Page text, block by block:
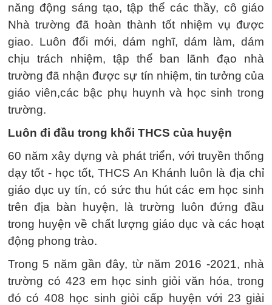
năng động sáng tạo, tập thể các thầy, cô giáo
Nhà trường đã hoàn thành tốt nhiệm vụ được
giao. Luôn đổi mới, dám nghĩ, dám làm, dám
chịu trách nhiệm, tập thể ban lãnh đạo nhà
trường đã nhận được sự tín nhiệm, tin tưởng của
giáo viên,các bậc phụ huynh và học sinh trong
trường.
Luôn đi đầu trong khối THCS của huyện
60 năm xây dựng và phát triển, với truyền thống
dạy tốt - học tốt, THCS An Khánh luôn là địa chỉ
giáo dục uy tín, có sức thu hút các em học sinh
trên địa bàn huyện, là trường luôn đứng đầu
trong huyện về chất lượng giáo dục và các hoạt
động phong trào.
Trong 5 năm gần đây, từ năm 2016 -2021, nhà
trường có 423 em học sinh giỏi văn hóa, trong
đó có 408 học sinh giỏi cấp huyện với 23 giải